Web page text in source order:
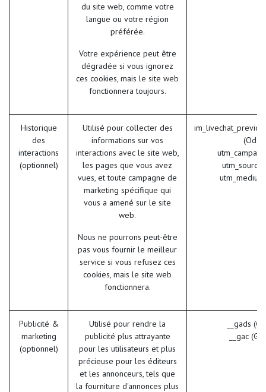
du site web, comme votre
langue ou votre région
préférée.
Votre expérience peut être
dégradée si vous ignorez
ces cookies, mais le site web
fonctionnera toujours.
Historique
des
interactions
(optionnel)
Utilisé pour collecter des
informations sur vos
interactions avec le site web,
les pages que vous avez
vues, et toute campagne de
marketing spécifique qui
vous a amené sur le site
web.
Nous ne pourrons peut-être
pas vous fournir le meilleur
service si vous refusez ces
cookies, mais le site web
fonctionnera.
utm_source
Publicité &
marketing
(optionnel)
Utilisé pour rendre la
publicité plus attrayante
pour les utilisateurs et plus
précieuse pour les éditeurs
et les annonceurs, tels que
la fourniture d'annonces plus
__gads
__gac